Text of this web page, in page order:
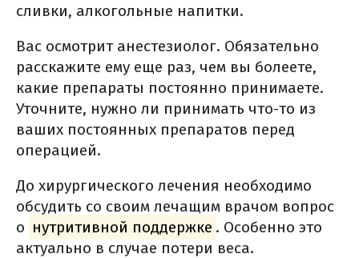
сливки, алкогольные напитки.
Вас осмотрит анестезиолог. Обязательно
расскажите ему еще раз, чем вы болеете,
какие препараты постоянно принимаете.
Уточните, нужно ли принимать что-то из
ваших постоянных препаратов перед
операцией.
До хирургического лечения необходимо
обсудить со своим лечащим врачом вопрос
о нутритивной поддержке . Особенно это
актуально в случае потери веса.